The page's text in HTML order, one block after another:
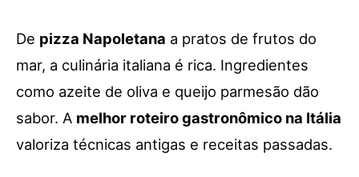
De pizza Napoletana a pratos de frutos do
mar, a culinária italiana é rica. Ingredientes
como azeite de oliva e queijo parmesão dão
sabor. A melhor roteiro gastronômico na Itália
valoriza técnicas antigas e receitas passadas.